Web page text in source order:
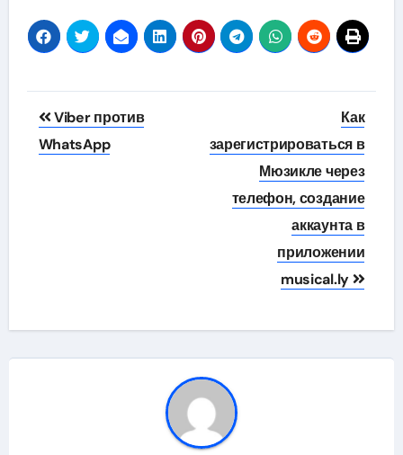
Навигация
по
Viber против
WhatsApp
Как
зарегистрироваться в
Мюзикле через
телефон, создание
аккаунта в
приложении
musical.ly